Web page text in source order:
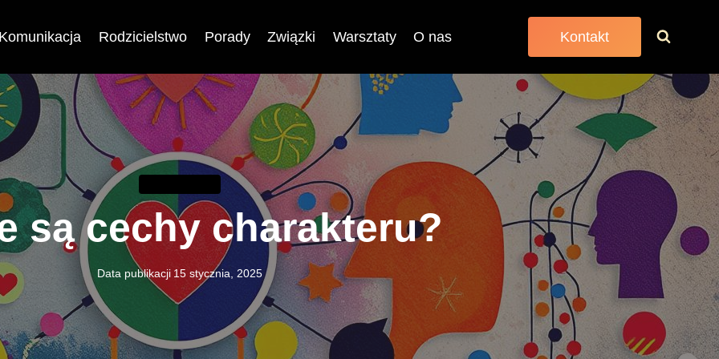
Komunikacja Rodzicielstwo Porady Związki Warsztaty O nas Kontakt
są cechy charakteru?
Data publikacji 15 stycznia, 2025